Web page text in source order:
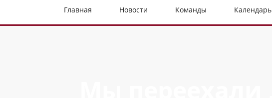
Главная Новости Команды Календарь